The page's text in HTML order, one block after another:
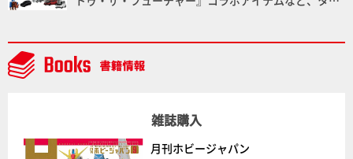
NEWITEM】
雑誌購入
月刊ホビージャパン